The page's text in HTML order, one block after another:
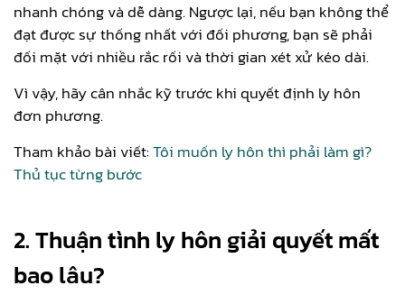
nhanh chóng và dễ dàng. Ngược lại, nếu bạn không thể
đạt được sự thống nhất với đối phương, bạn sẽ phải
đối mặt với nhiều rắc rối và thời gian xét xử kéo dài.
Vì vậy, hãy cân nhắc kỹ trước khi quyết định ly hôn
đơn phương.
Tham khảo bài viết:Tôi muốn ly hôn thì phải làm gì?
Thủ tục từng bước
2.Thuận tình ly hôn giải quyết mất
bao lâu?